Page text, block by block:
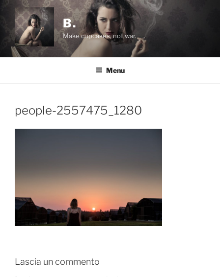
Salta
contenuto
B.
Make cupcakes, not war.
Menu
people-2557475_1280
Lascia un commento